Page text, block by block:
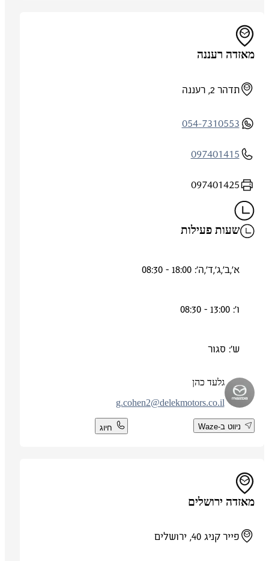
מאזדה רעננה
תדהר 2, רעננה
054-7310553
097401415
097401425
שעות פעילות
א',ב',ג',ד',ה': 18:00 - 08:30
ש': סגור
גלעד כהן
g.cohen2@delekmotors.co.il
ניווט ב-Waze חיוג
מאזדה ירושלים
פייר קניג 40, ירושלים